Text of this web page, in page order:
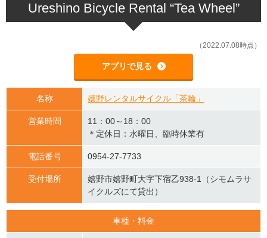
Ureshino Bicycle Rental “Tea Wheel”
（2022.07.08時点）
アプリで見る
名称 嬉野レンタルサイクル「茶輪」
営業時間
11：00～18：00
＊定休日：水曜日、臨時休業有
電話番号 0954-27-7733
受付場所
嬉野市嬉野町大字下宿乙938-1（シモムラサ
イクルズにて貸出）
車種・料金